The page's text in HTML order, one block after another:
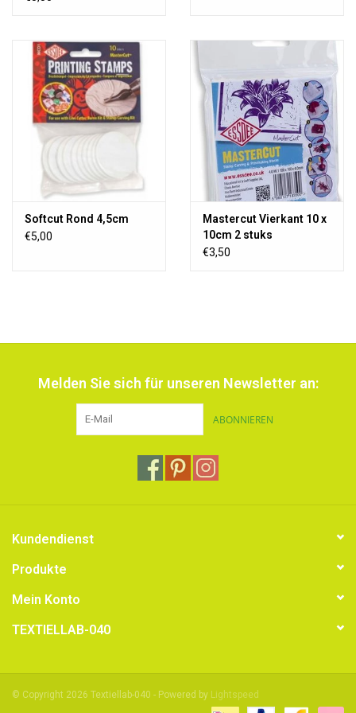
Softcut Rond 4,5cm
€5,00
Mastercut Vierkant 10 x
10cm 2 stuks
€3,50
Melden Sie sich für unseren Newsletter an:
ABONNIEREN
Kundendienst
Produkte
Mein Konto
TEXTIELLAB-040
© Copyright 2026 Textiellab-040 - Powered by Lightspeed